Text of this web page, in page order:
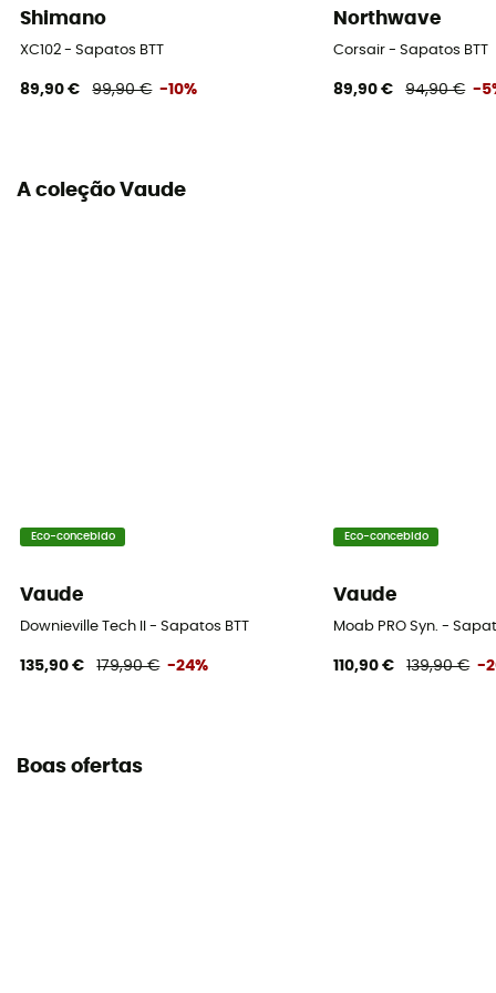
Shimano
XC102 - Sapatos BTT
89,90 € 99,90 € -10%
Northwave
Corsair - Sapatos BTT
89,90 € 94,90 € -
A coleção Vaude
Eco-concebido
Vaude
Downieville Tech II - Sapatos BTT
135,90 € 179,90 € -24%
Eco-concebido
Vaude
Moab PRO Syn. -
110,90 € 139,90 € -
Boas ofertas